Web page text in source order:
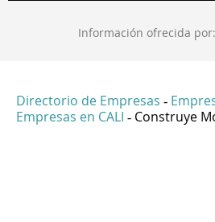
Información ofrecida por:
Directorio de Empresas -
Empresas en CALI - Construye